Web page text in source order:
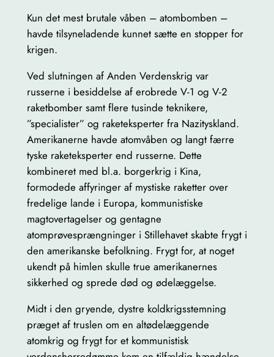
D
a
u
o
m
y
e
n
b
l
e
v
s
k
a
b
t
–
E
-
Kun det mest brutale våben – atombomben –
havde tilsyneladende kunnet sætte en stopper for
krigen.
Ved slutningen af Anden Verdenskrig var
russerne i besiddelse af erobrede V-1 og V-2
raketbomber samt flere tusinde teknikere,
”specialister” og raketeksperter fra Nazityskland.
Amerikanerne havde atomvåben og langt færre
tyske raketeksperter end russerne. Dette
kombineret med bl.a. borgerkrig i Kina,
formodede affyringer af mystiske raketter over
fredelige lande i Europa, kommunistiske
magtovertagelser og gentagne
atomprøvesprængninger i Stillehavet skabte frygt i
den amerikanske befolkning. Frygt for, at noget
ukendt på himlen skulle true amerikanernes
sikkerhed og sprede død og ødelæggelse.
Midt i den gryende, dystre koldkrigsstemning
præget af truslen om en altødelæggende
atomkrig og frygt for et kommunistisk